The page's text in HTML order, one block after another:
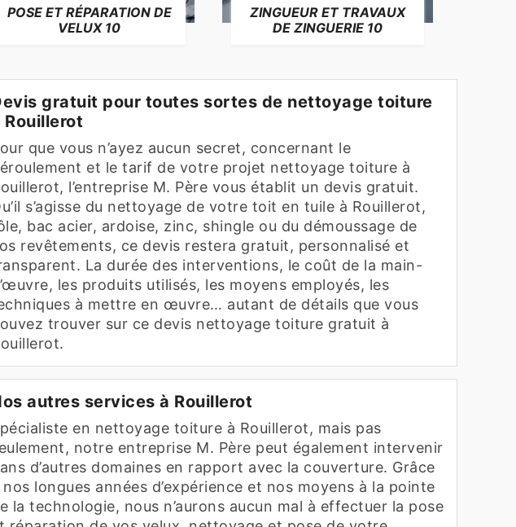
POSE ET RÉPARATION DE
VELUX 10
ZINGUEUR ET TRAVAUX
DE ZINGUERIE 10
gratuit pour toutes sortes de nettoyage toiture
Rouillerot
que vous n’ayez aucun secret, concernant le
et le tarif de votre projet nettoyage toiture à
l’entreprise M. Père vous établit un devis gratuit.
s’agisse du nettoyage de votre toit en tuile à Rouillerot,
bac acier, ardoise, zinc, shingle ou du démoussage de
revêtements, ce devis restera gratuit, personnalisé et
La durée des interventions, le coût de la main-
les produits utilisés, les moyens employés, les
à mettre en œuvre… autant de détails que vous
trouver sur ce devis nettoyage toiture gratuit à
autres services à Rouillerot
en nettoyage toiture à Rouillerot, mais pas
notre entreprise M. Père peut également intervenir
d’autres domaines en rapport avec la couverture. Grâce
nos longues années d’expérience et nos moyens à la pointe
la technologie, nous n’aurons aucun mal à effectuer la pose